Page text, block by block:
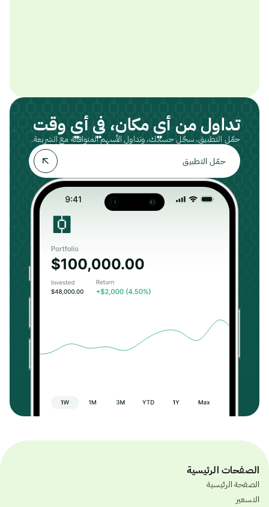
تداول من أي مكان، في أي وقت
حمّل التطبيق، سجّل حسابك، وتداول الأسهم المتوافقة مع الشريعة.
حمّل التطبيق
الصفحات الرئيسية
الصفحة الرئيسية
التسعير